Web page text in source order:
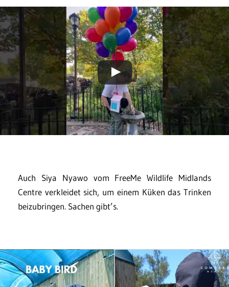
Auch Siya Nyawo vom FreeMe Wildlife Midlands
Centre verkleidet sich, um einem Küken das Trinken
beizubringen. Sachen gibt’s.